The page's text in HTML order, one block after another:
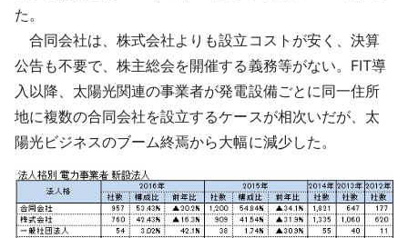
た。
合同会社は、株式会社よりも設立コストが安く、決算
公告も不要で、株主総会を開催する義務等がない。FIT導
入以降、太陽光関連の事業者が発電設備ごとに同一住所
地に複数の合同会社を設立するケースが相次いだが、太
陽光ビジネスのブーム終焉から大幅に減少した。